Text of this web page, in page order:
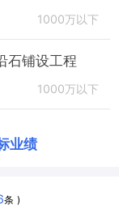
1000万以下
石铺设工程
1000万以下
业绩
条 )